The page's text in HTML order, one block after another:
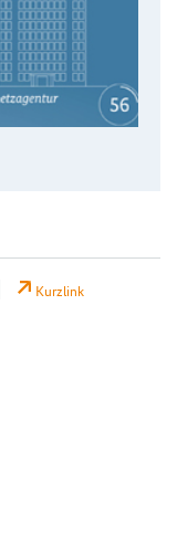
Kurzlink